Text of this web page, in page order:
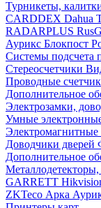
Турникеты,
CARDDEX Dahua
RADARPLUS
Аурикс Блокпост
Системы подсчета
Стереосчетчики
Проводные
Дополнительное
Электрозамки,
Умные
Электромагнитные
Доводчики дверей
Дополнительное
GARRETT
ZKTeco Арка